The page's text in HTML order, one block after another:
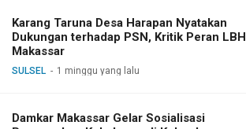
Karang Taruna Desa Harapan Nyatakan
Dukungan terhadap PSN, Kritik Peran LBH
Makassar
SULSEL 1 minggu yang lalu
Damkar Makassar Gelar Sosialisasi